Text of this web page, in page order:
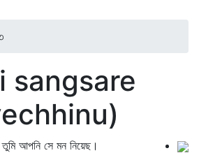
sangsare
তুমি আপনি সে মন নিয়েছ।